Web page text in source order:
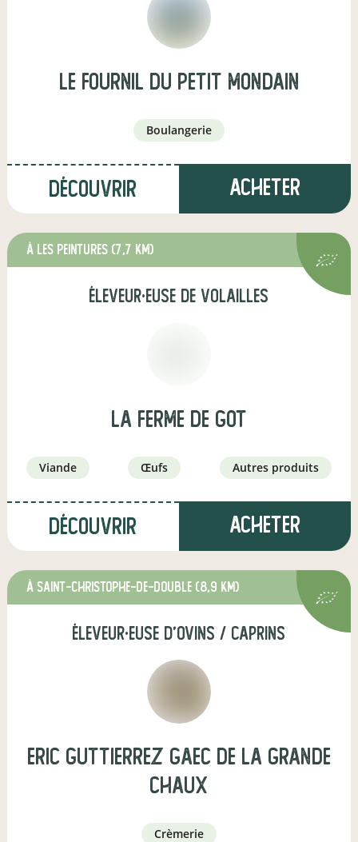
le fournil du petit mondain
boulangerie
Découvrir Acheter
à Les Peintures (7,7 km)
éleveur·euse de volailles
La ferme de Got
viande œufs autres produits
Découvrir Acheter
à Saint-Christophe-de-Double (8,9 km)
éleveur·euse d'ovins / caprins
eric guttierrez GAEC DE LA GRANDE
CHAUX
crèmerie